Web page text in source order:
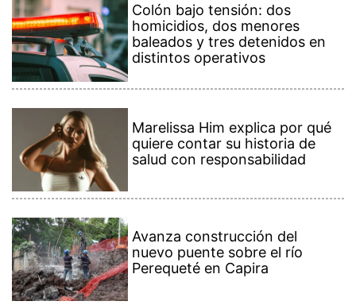
Colón bajo tensión: dos
homicidios, dos menores
baleados y tres detenidos en
distintos operativos
Marelissa Him explica por qué
quiere contar su historia de
salud con responsabilidad
Avanza construcción del
nuevo puente sobre el río
Perequeté en Capira